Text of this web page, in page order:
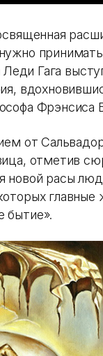
Гага
Фрэнсиса
от
отметив
новой расы
главные
бытие».